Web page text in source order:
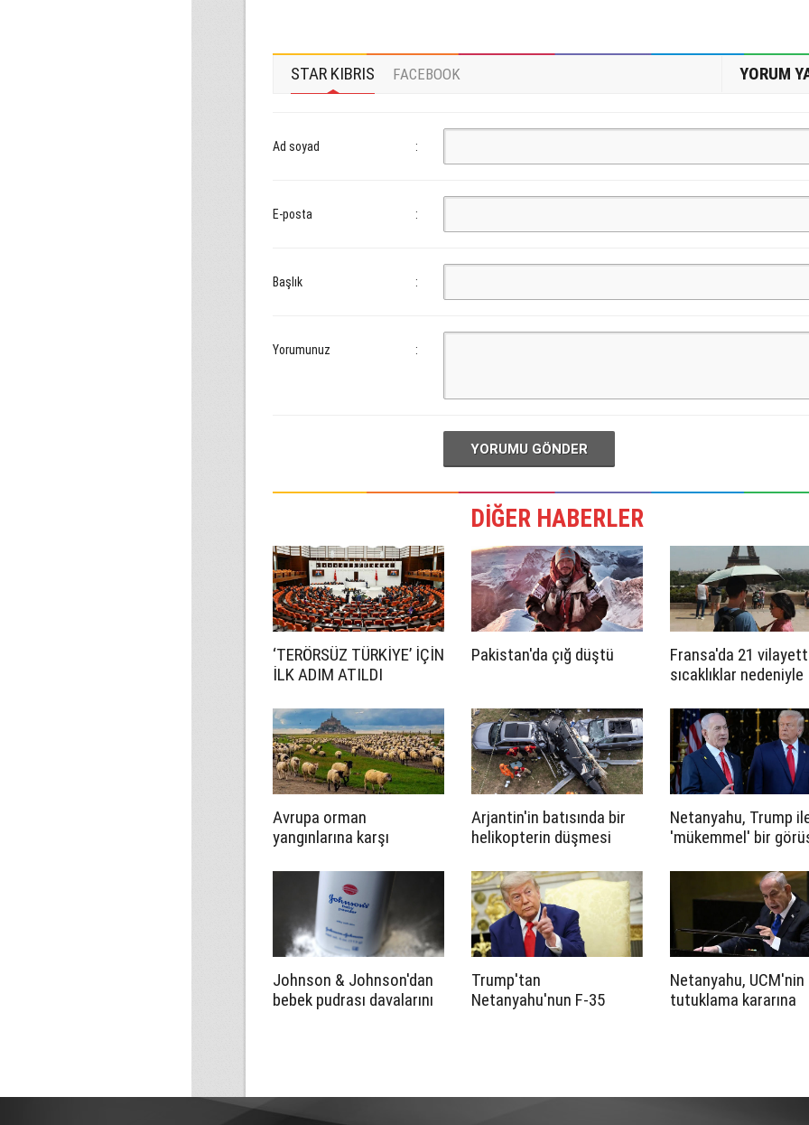
STAR KIBRIS FACEBOOK YORUM
Ad soyad :
E-posta :
Başlık :
Yorumunuz :
YORUMU GÖNDER
DİĞER HABERLER
‘TERÖRSÜZ TÜRKİYE’ İÇİN
İLK ADIM ATILDI
Pakistan'da çığ düştü
Fransa'da 21
sıcaklıklar nedeniyle
Avrupa orman
yangınlarına karşı
koyunlarda arıyor
Arjantin'in batısında bir
helikopterin düşmesi
Netanyahu, Trump
'mükemmel' bir
savundu
Johnson & Johnson'dan
bebek pudrası davalarını
Trump'tan
Netanyahu'nun F-35
Netanyahu, UCM'nin
tutuklama kararına